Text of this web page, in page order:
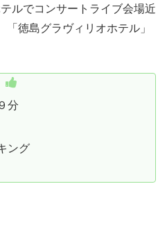
ルでコンサートライブ会場近
「徳島グラヴィリオホテル」
分
ング